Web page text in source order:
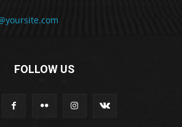
FOLLOW US